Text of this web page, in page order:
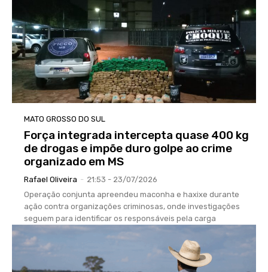
MATO GROSSO DO SUL
Força integrada intercepta quase 400 kg
de drogas e impõe duro golpe ao crime
organizado em MS
Rafael Oliveira - 21:53 - 23/07/2026
Operação conjunta apreendeu maconha e haxixe durante
ação contra organizações criminosas, onde investigações
seguem para identificar os responsáveis pela carga